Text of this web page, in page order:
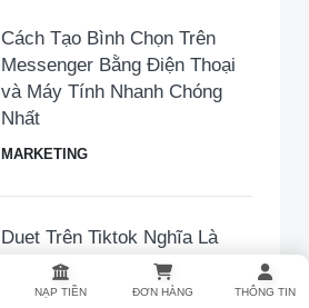
NẠP TIỀN ĐƠN HÀNG THÔNG TIN
Cách Tạo Bình Chọn Trên
Messenger Bằng Điện Thoại
và Máy Tính Nhanh Chóng
Nhất
MARKETING
Duet Trên Tiktok Nghĩa Là
Gì? Cách Quay Duet Trên
TikTok Đơn Giản Nhất